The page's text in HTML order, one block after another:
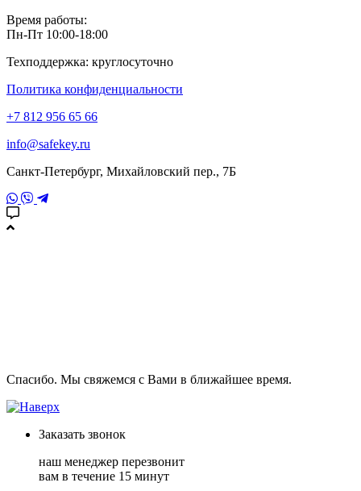
Время работы:
Пн-Пт 10:00-18:00
Техподдержка: круглосуточно
Политика конфиденциальности
+7 812 956 65 66
info@safekey.ru
Санкт-Петербург, Михайловский пер., 7Б
Спасибо. Мы свяжемся с Вами в ближайшее время.
Заказать звонок
наш менеджер перезвонит
вам в течение 15 минут